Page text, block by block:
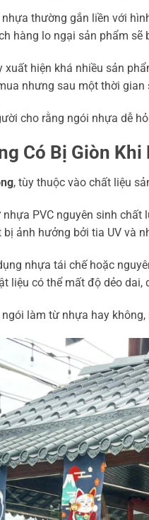
thường gắn liền với
hàng lo ngại sản phẩm
xuất hiện khá nhiều sản
nhưng sau một thời
cho rằng ngói nhựa dễ
Có Bị Giòn Khi
, tùy thuộc vào chất liệu
PVC nguyên sinh
ảnh hưởng bởi tia UV và
nhựa tái chế hoặc
liệu có thể mất độ dẻo
làm từ nhựa hay